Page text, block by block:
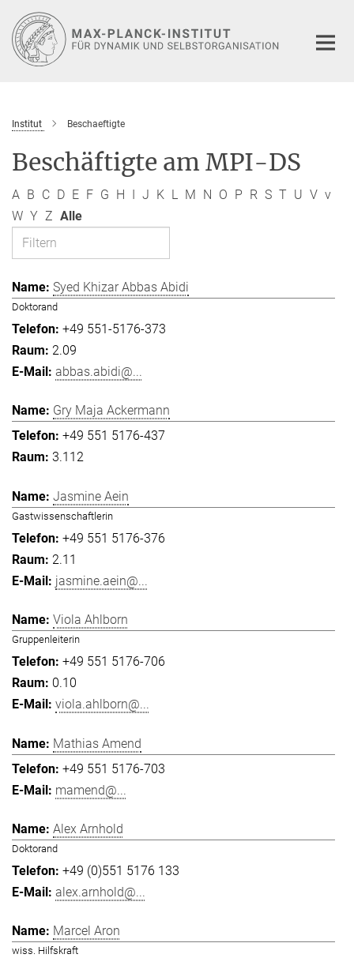
Hauptinhalt
Institut Beschaeftigte
Beschäftigte am MPI-DS
A B C D E F G H I J K L M N O P R S T U V v
W Y Z Alle
Syed Khizar Abbas Abidi
Doktorand
+49 551-5176-373
2.09
abbas.abidi@...
Gry Maja Ackermann
+49 551 5176-437
3.112
Jasmine Aein
Gastwissenschaftlerin
+49 551 5176-376
2.11
jasmine.aein@...
Viola Ahlborn
Gruppenleiterin
+49 551 5176-706
0.10
viola.ahlborn@...
Mathias Amend
+49 551 5176-703
mamend@...
Alex Arnhold
Doktorand
+49 (0)551 5176 133
alex.arnhold@...
Marcel Aron
wiss. Hilfskraft